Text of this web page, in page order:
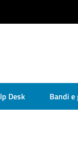
Desk Bandi e